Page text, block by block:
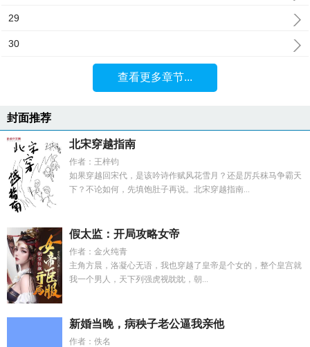
29
30
查看更多章节...
封面推荐
北宋穿越指南
作者：王梓钧
如果穿越回宋代，是该吟诗作赋风花雪月？还是厉兵秣马争霸天
下？不论如何，先填饱肚子再说。北宋穿越指南...
假太监：开局攻略女帝
作者：金火纯青
主角方晨，洛凝心无语，我也穿越了皇帝是个女的，整个皇宫就
我一个男人，天下列强虎视眈眈，朝...
新婚当晚，病秧子老公逼我亲他
作者：佚名